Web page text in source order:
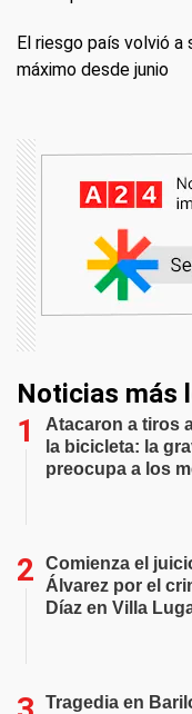
El riesgo país volvió
máximo desde junio
Noticias más
Atacaron a tiros
la bicicleta: la
preocupa a los
Comienza el
Álvarez por el
Díaz en Villa
Tragedia en